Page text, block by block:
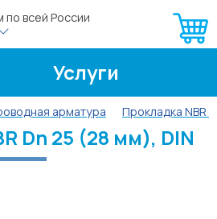
по всей России
Услуги
Об оплате
арматура Прокладка NBR
Dn 25 (28 мм), DIN